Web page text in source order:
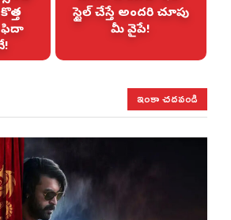
స్టైల్ చేస్తే అందరి చూపు
ఇంకా చదవండి